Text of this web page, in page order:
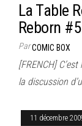
La Table
Reborn #5
ParCOMIC BOX
[FRENCH]
la discussion
11 décembre